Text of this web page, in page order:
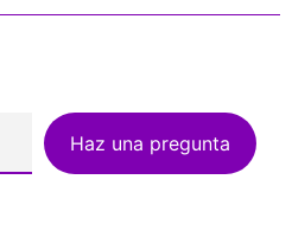
Haz una pregunta